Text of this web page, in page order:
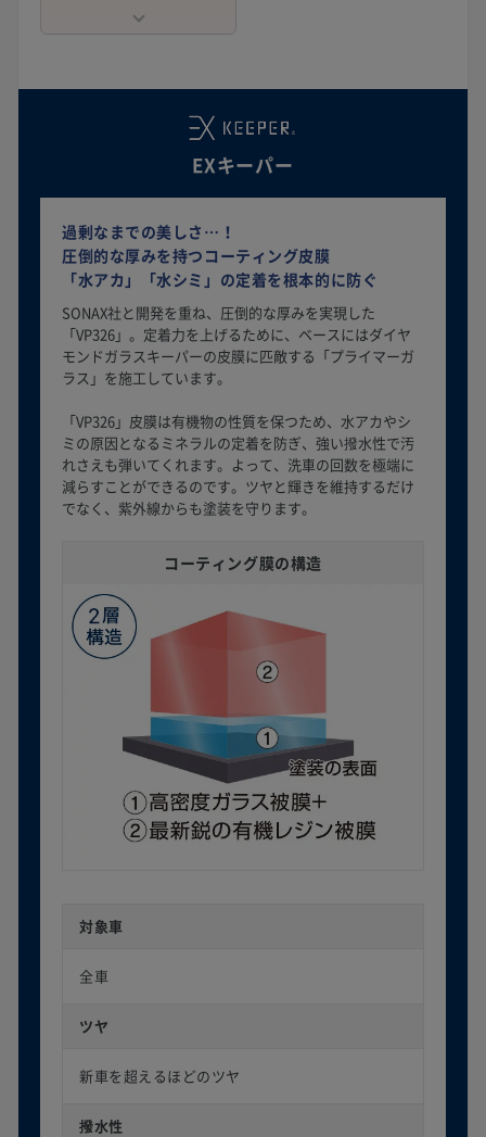
EXキーパー
過剰なまでの美しさ…！
圧倒的な厚みを持つコーティング皮膜
「水アカ」「水シミ」の定着を根本的に防ぐ
SONAX社と開発を重ね、圧倒的な厚みを実現した
「VP326」。定着力を上げるために、ベースにはダイヤ
モンドガラスキーパーの皮膜に匹敵する「プライマーガ
ラス」を施工しています。
「VP326」皮膜は有機物の性質を保つため、水アカやシ
ミの原因となるミネラルの定着を防ぎ、強い撥水性で汚
れさえも弾いてくれます。よって、洗車の回数を極端に
減らすことができるのです。ツヤと輝きを維持するだけ
でなく、紫外線からも塗装を守ります。
コーティング膜の構造
対象車
全車
ツヤ
新車を超えるほどのツヤ
撥水性